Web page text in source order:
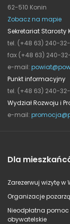
62-510 Konin
Zobacz na mapie
Sekretariat Starosty
tel. (+48 63) 240-
fax (+48 63) 240-
e-mail:
Punkt informacyjny
tel. (+48 63) 240-
Wydział Rozwoju i
e-mail:
Dla
Zarezerwuj wizytę
Organizacje
Nieodpłatna
obywatelskie